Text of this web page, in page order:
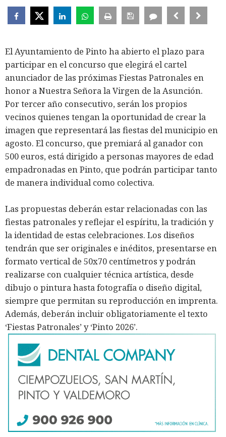
El Ayuntamiento de Pinto ha abierto el plazo para
participar en el concurso que elegirá el cartel
anunciador de las próximas Fiestas Patronales en
honor a Nuestra Señora la Virgen de la Asunción.
Por tercer año consecutivo, serán los propios
vecinos quienes tengan la oportunidad de crear la
imagen que representará las fiestas del municipio en
agosto. El concurso, que premiará al ganador con
500 euros, está dirigido a personas mayores de edad
empadronadas en Pinto, que podrán participar tanto
de manera individual como colectiva.
Las propuestas deberán estar relacionadas con las
fiestas patronales y reflejar el espíritu, la tradición y
la identidad de estas celebraciones. Los diseños
tendrán que ser originales e inéditos, presentarse en
formato vertical de 50x70 centímetros y podrán
realizarse con cualquier técnica artística, desde
dibujo o pintura hasta fotografía o diseño digital,
siempre que permitan su reproducción en imprenta.
Además, deberán incluir obligatoriamente el texto
‘Fiestas Patronales’ y ‘Pinto 2026’.